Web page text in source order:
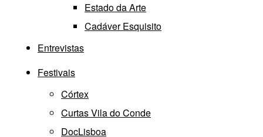
Estado da Arte
Cadáver Esquisito
Entrevistas
Festivais
Córtex
Curtas Vila do Conde
DocLisboa